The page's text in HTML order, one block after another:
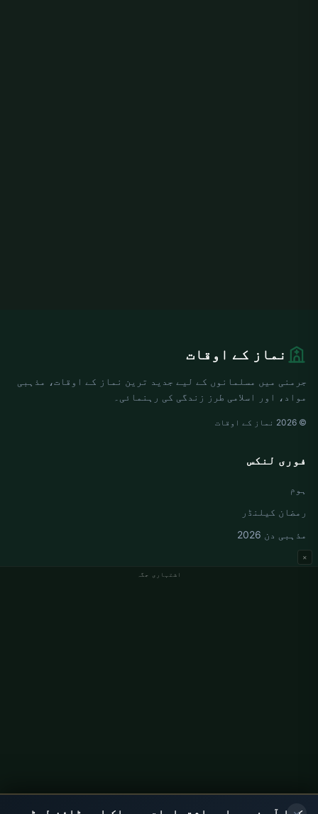
اشتہاری جگہ
×
نماز کے اوقات
جرمنی میں مسلمانوں کے لیے جدید ترین نماز کے اوقات، مذہبی
مواد، اور اسلامی طرز زندگی کی رہنمائی۔
© 2026 نماز کے اوقات
فوری لنکس
ہوم
رمضان کیلنڈر
مذہبی دن 2026
رابطہ